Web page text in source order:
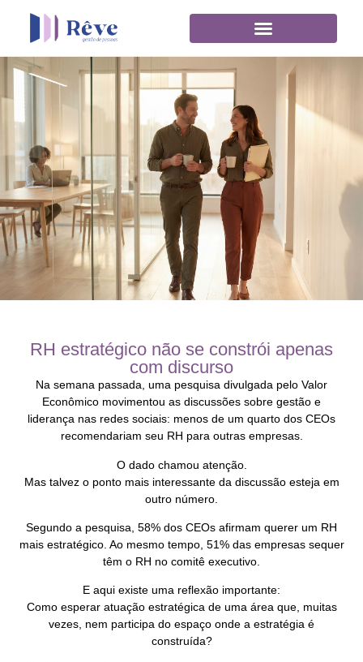
RH estratégico não se constrói apenas
com discurso
Na semana passada, uma pesquisa divulgada pelo Valor
Econômico movimentou as discussões sobre gestão e
liderança nas redes sociais: menos de um quarto dos CEOs
recomendariam seu RH para outras empresas.
O dado chamou atenção.
Mas talvez o ponto mais interessante da discussão esteja em
outro número.
Segundo a pesquisa, 58% dos CEOs afirmam querer um RH
mais estratégico. Ao mesmo tempo, 51% das empresas sequer
têm o RH no comitê executivo.
E aqui existe uma reflexão importante:
Como esperar atuação estratégica de uma área que, muitas
vezes, nem participa do espaço onde a estratégia é
construída?